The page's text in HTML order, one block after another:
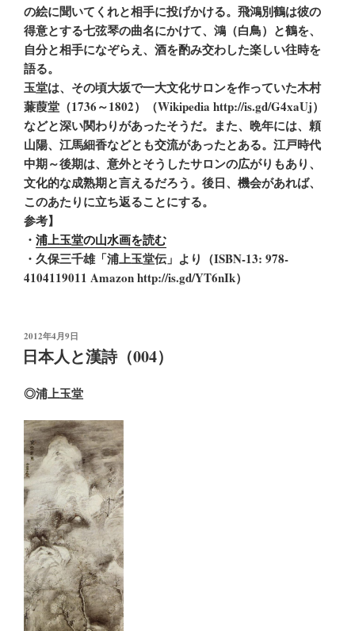
の絵に聞いてくれと相手に投げかける。飛鴻別鶴は彼の
得意とする七弦琴の曲名にかけて、鴻（白鳥）と鶴を、
自分と相手になぞらえ、酒を酌み交わした楽しい往時を
語る。
玉堂は、その頃大坂で一大文化サロンを作っていた木村
蒹葭堂（1736～1802）（Wikipedia http://is.gd/G4xaUj）
などと深い関わりがあったそうだ。また、晩年には、頼
山陽、江馬細香などとも交流があったとある。江戸時代
中期～後期は、意外とそうしたサロンの広がりもあり、
文化的な成熟期と言えるだろう。後日、機会があれば、
このあたりに立ち返ることにする。
参考】
・ 浦上玉堂の山水画を読む
・久保三千雄「浦上玉堂伝」より（ISBN-13: 978-
4104119011 Amazon http://is.gd/YT6nIk）
投
稿
日:
2012年4月9日
日本人と漢詩（004）
◎浦上玉堂